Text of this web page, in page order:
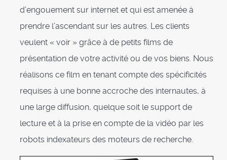
d’engouement sur internet et qui est amenée à
prendre l’ascendant sur les autres. Les clients
veulent « voir » grâce à de petits films de
présentation de votre activité ou de vos biens. Nous
réalisons ce film en tenant compte des spécificités
requises à une bonne accroche des internautes, à
une large diffusion, quelque soit le support de
lecture et à la prise en compte de la vidéo par les
robots indexateurs des moteurs de recherche.